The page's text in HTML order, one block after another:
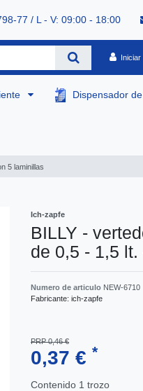
77 / L - V: 09:00 - 18:00
Iniciar
Dispensador
5 laminillas
Ich-zapfe
BILLY -
de 0,5 - 1,5
Numero de articulo NEW-6710
Fabricante: ich-zapfe
PRP 0,46 €
0,37 € *
Contenido 1 trozo